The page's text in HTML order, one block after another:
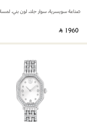
‎ ⃁ ⁦1960⁩ ‎